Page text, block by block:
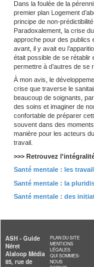
qu’elle ne pourrait
ses désirs et
avec le voisinage
profitait pour
inhérentes à la vie
trouver un
de dépendance
vivre aujourd’hui.
Le Logement
rétablissement ».
C’est une
plaidoyer,
ont été
long d’un
décision au
directives
santé mentale. Le
épisodes où ils
personnalisés,